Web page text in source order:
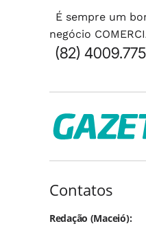
É sempre um
negócio
(82)
Contatos
Redação (Maceió):